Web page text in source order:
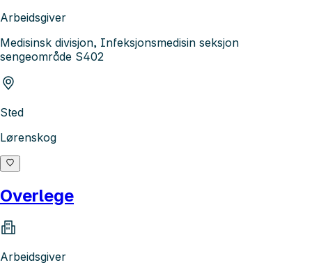
Arbeidsgiver
Medisinsk divisjon, Infeksjonsmedisin seksjon
sengeområde S402
Sted
Lørenskog
Overlege
Arbeidsgiver